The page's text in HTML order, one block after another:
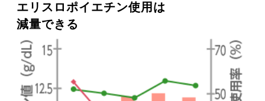
エリスロポイエチン使用は
減量できる